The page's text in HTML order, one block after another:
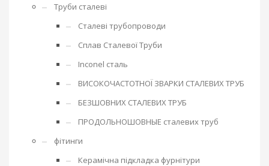
Труби сталеві
Сталеві трубопроводи
Сплав Сталевої Труби
Inconel сталь
ВИСОКОЧАСТОТНОЇ ЗВАРКИ СТАЛЕВИХ ТРУБ
БЕЗШОВНИХ СТАЛЕВИХ ТРУБ
ПРОДОЛЬНОШОВНЫЕ сталевих труб
фітинги
Керамічна підкладка фурнітури